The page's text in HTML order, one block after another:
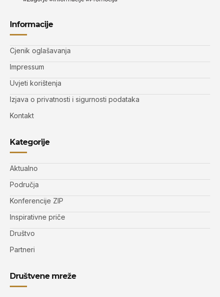
Informacije
Cjenik oglašavanja
Impressum
Uvjeti korištenja
Izjava o privatnosti i sigurnosti podataka
Kontakt
Kategorije
Aktualno
Područja
Konferencije ZIP
Inspirativne priče
Društvo
Partneri
Društvene mreže